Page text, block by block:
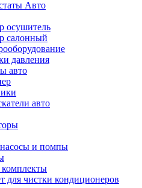
Авто
осушитель
салонный
давления
авто
авто
и помпы
для чистки кондиционеров